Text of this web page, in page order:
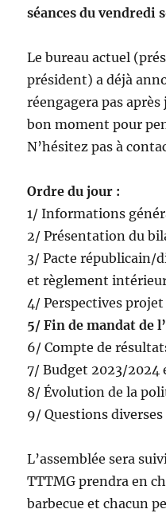
séances du vendredi
Le bureau actuel
président) a déjà
réengagera pas
bon moment pour
N’hésitez pas à
Ordre du jour :
1/ Informations
2/ Présentation du
3/ Pacte républicain/
et règlement
4/ Perspectives
5/ Fin de mandat de
6/ Compte de
7/ Budget 2023/2024
8/ Évolution de la
9/ Questions
L’assemblée sera
TTTMG prendra en
barbecue et chacun